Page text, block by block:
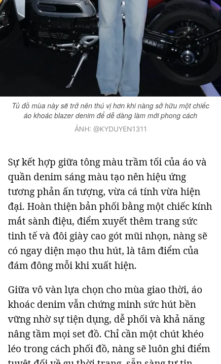
Tủ đồ mùa này sẽ trở nên thú vị hơn khi nàng sở hữu một chiếc
áo khoác blazer denim để dễ dàng làm mới phong cách
ẢNH: @KYDUYEN1311
Sự kết hợp giữa tông màu trầm tối của áo và
quần denim sáng màu tạo nên hiệu ứng
tương phản ấn tượng, vừa cá tính vừa hiện
đại. Hoàn thiện bản phối bằng một chiếc kính
mắt sành điệu, điểm xuyết thêm trang sức
tinh tế và đôi giày cao gót mũi nhọn, nàng sẽ
có ngay diện mạo thu hút, là tâm điểm của
đám đông mỗi khi xuất hiện.
Giữa vô vàn lựa chọn cho mùa giao thời, áo
khoác denim vẫn chứng minh sức hút bền
vững nhờ sự tiện dụng, dễ phối và khả năng
nâng tầm mọi set đồ. Chỉ cần một chút khéo
léo trong cách phối đồ, nàng sẽ luôn ghi điểm